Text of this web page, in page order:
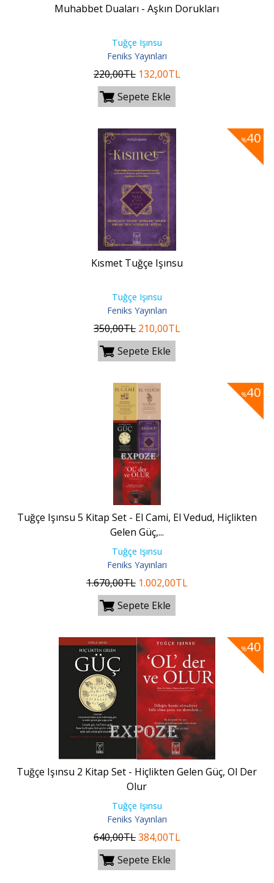
Muhabbet Duaları - Aşkın Dorukları
Tuğçe Işınsu
Feniks Yayınları
220,00TL 132,00TL
Sepete Ekle
%40
Kısmet Tuğçe Işınsu
Tuğçe Işınsu
Feniks Yayınları
350,00TL 210,00TL
Sepete Ekle
%40
Tuğçe Işınsu 5 Kitap Set - El Cami, El Vedud, Hiçlikten
Gelen Güç,...
Tuğçe Işınsu
Feniks Yayınları
1.670,00TL 1.002,00TL
Sepete Ekle
%40
Tuğçe Işınsu 2 Kitap Set - Hiçlikten Gelen Güç, Ol Der
Olur
Tuğçe Işınsu
Feniks Yayınları
640,00TL384,00TL
Sepete Ekle